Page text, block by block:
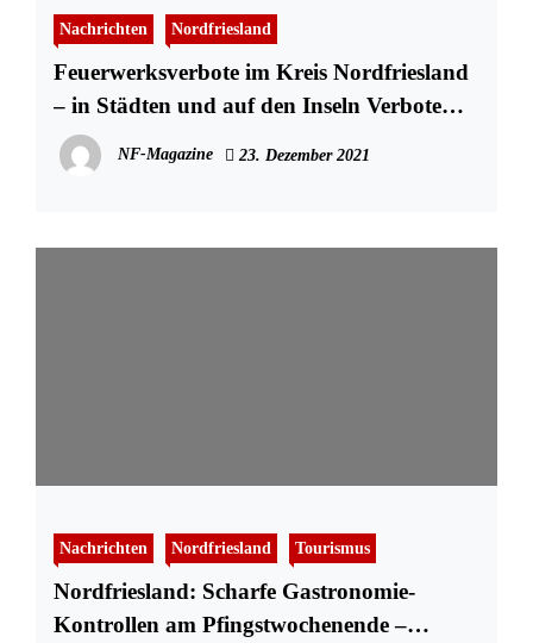
Nachrichten Nordfriesland
Feuerwerksverbote im Kreis Nordfriesland
– in Städten und auf den Inseln Verbote
und Einschränkungen
NF-Magazine 23. Dezember 2021
Nachrichten Nordfriesland Tourismus
Nordfriesland: Scharfe Gastronomie-
Kontrollen am Pfingstwochenende –